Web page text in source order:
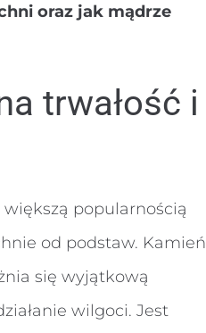
oraz jak mądrze
trwałość i
większą popularnością
od podstaw. Kamień
się wyjątkową
wilgoci. Jest